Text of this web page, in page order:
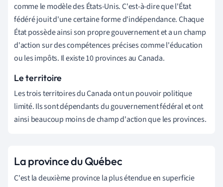
comme le modèle desÉtats-Unis. C'est-à-dire que l'État
fédéré jouit d'une certaine forme d'indépendance. Chaque
État possède ainsi son propre gouvernement et a un champ
d'action sur des compétences précises comme l'éducation
ou les impôts. Il existe 10 provinces au Canada.
Le territoire
Les trois territoires du Canada ont un pouvoir politique
limité. Ils sont dépendants du gouvernement fédéral et ont
ainsi beaucoup moins de champ d'action que les provinces.
La province du Québec
C'est la deuxième province la plus étendue en superficie